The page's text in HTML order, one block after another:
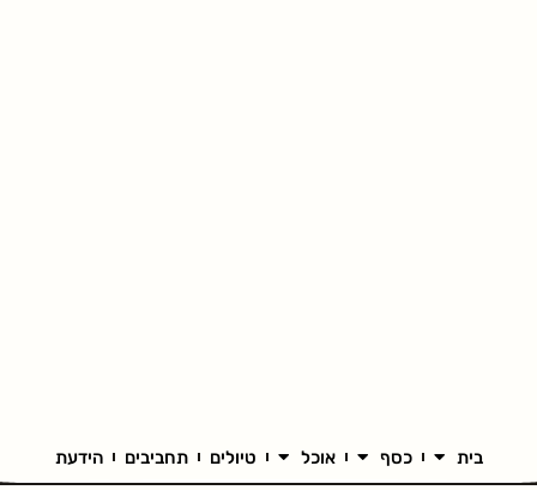
בית כסף אוכל טיולים תחביבים הידעת